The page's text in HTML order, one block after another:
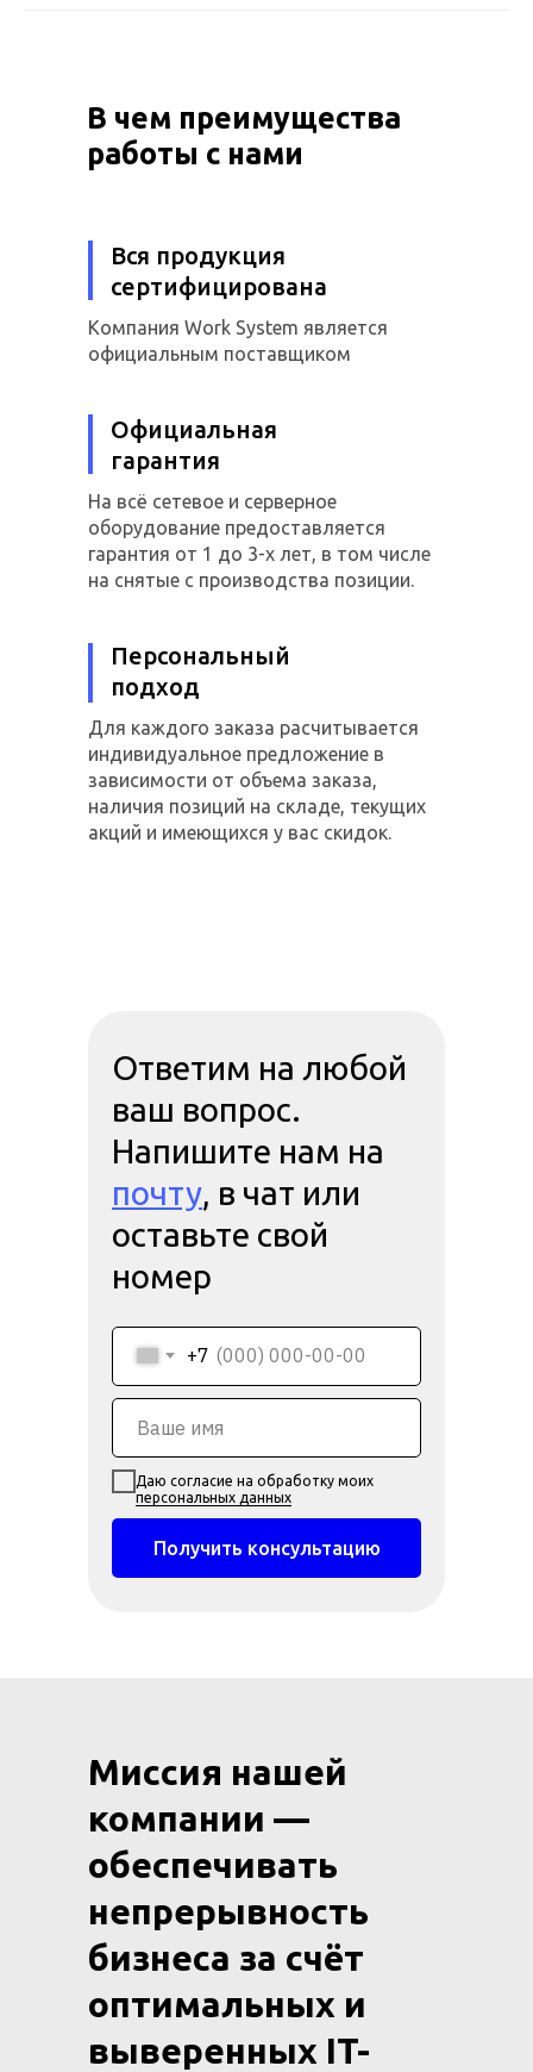
В чем преимущества
работы с нами
Вся продукция
сертифицирована
Компания Work System является
официальным поставщиком
Официальная
гарантия
На всё сетевое и серверное
оборудование предоставляется
гарантия от 1 до 3-х лет, в том числе
на снятые с производства позиции.
Персональный
подход
Для каждого заказа расчитывается
индивидуальное предложение в
зависимости от объема заказа,
наличия позиций на складе, текущих
акций и имеющихся у вас скидок.
Ответим на любой
ваш вопрос.
Напишите нам на
почту, в чат или
оставьте свой
номер
+7
Даю согласие на обработку моих
персональных данных
Получить консультацию
Миссия нашей
компании —
обеспечивать
непрерывность
бизнеса за счёт
оптимальных и
выверенных IT-